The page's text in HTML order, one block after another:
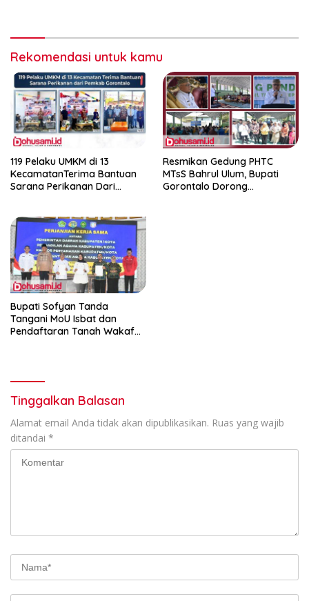
Rekomendasi untuk kamu
119 Pelaku UMKM di 13
KecamatanTerima Bantuan
Sarana Perikanan Dari
Resmikan Gedung PHTC
MTsS Bahrul Ulum, Bupati
Gorontalo Dorong
Bupati Sofyan Tanda
Tangani MoU Isbat dan
Pendaftaran Tanah Wakaf
Tinggalkan Balasan
Alamat email Anda tidak akan dipublikasikan. Ruas yang wajib
ditandai *